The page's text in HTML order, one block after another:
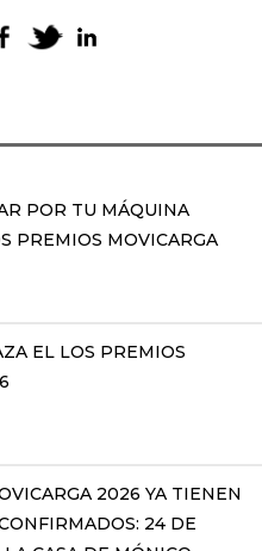
POR TU MÁQUINA
PREMIOS MOVICARGA
EL LOS PREMIOS
2026 YA TIENEN
24 DE